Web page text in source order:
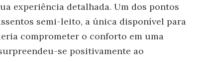
experiência detalhada. Um dos pontos
semi-leito, a única disponível para
comprometer o conforto em uma
se positivamente ao